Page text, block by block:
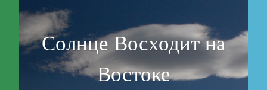
content Солнце Восходит на
Востоке